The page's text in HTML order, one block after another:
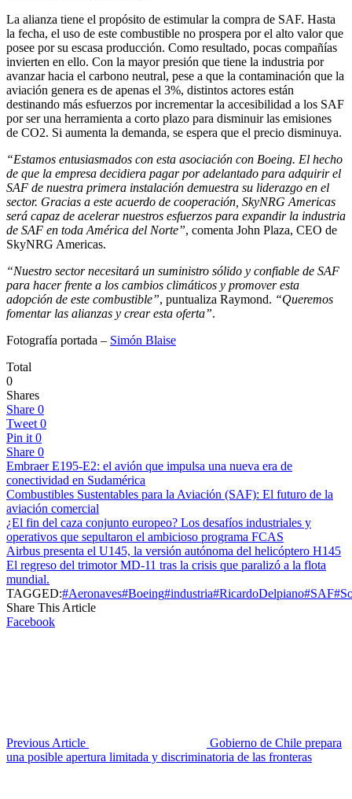
La alianza tiene el propósito de estimular la compra de SAF. Hasta
la fecha, el uso de este combustible no prospera por el alto valor que
posee por su escasa producción. Como resultado, pocas compañías
invierten en ello. Con la mayor presión que tiene la industria por
avanzar hacia el carbono neutral, pese a que la contaminación que la
aviación genera es de apenas el 3%, distintos actores están
destinando más esfuerzos por incrementar la accesibilidad a los SAF
por ser una herramienta a corto plazo para disminuir las emisiones
de CO2. Si aumenta la demanda, se espera que el precio disminuya.
“Estamos entusiasmados con esta asociación con Boeing. El hecho
de que la empresa decidiera pagar por adelantado para adquirir el
SAF de nuestra primera instalación demuestra su liderazgo en el
sector. Gracias a este acuerdo de cooperación, SkyNRG Americas
será capaz de acelerar nuestros esfuerzos para expandir la industria
de SAF en toda América del Norte”, comenta John Plaza, CEO de
SkyNRG Americas.
“Nuestro sector necesitará un suministro sólido y confiable de SAF
para hacer frente a los cambios climáticos y promover esta
adopción de este combustible”, puntualiza Raymond. “Queremos
fomentar las alianzas y crear esta oferta”.
Fotografía portada – Simón Blaise
Total
0
Shares
Share 0
Tweet 0
Pin it 0
Share 0
Embraer E195-E2: el avión que impulsa una nueva era de
conectividad en Sudamérica
Combustibles Sustentables para la Aviación (SAF): El futuro de la
aviación comercial
¿El fin del caza conjunto europeo? Los desafíos industriales y
operativos que sepultaron el ambicioso programa FCAS
Airbus presenta el U145, la versión autónoma del helicóptero H145
El regreso del trimotor MD-11 tras la crisis que paralizó a la flota
mundial.
TAGGED:#Aeronaves#Boeing#industria#RicardoDelpiano#SAF
Share This Article
Facebook
Previous Article
Gobierno de Chile prepara
una posible apertura limitada y discriminatoria de las fronteras